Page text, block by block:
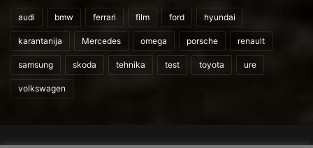
audi bmw ferrari film ford hyundai
karantanija Mercedes omega porsche renault
samsung skoda tehnika test toyota ure
volkswagen